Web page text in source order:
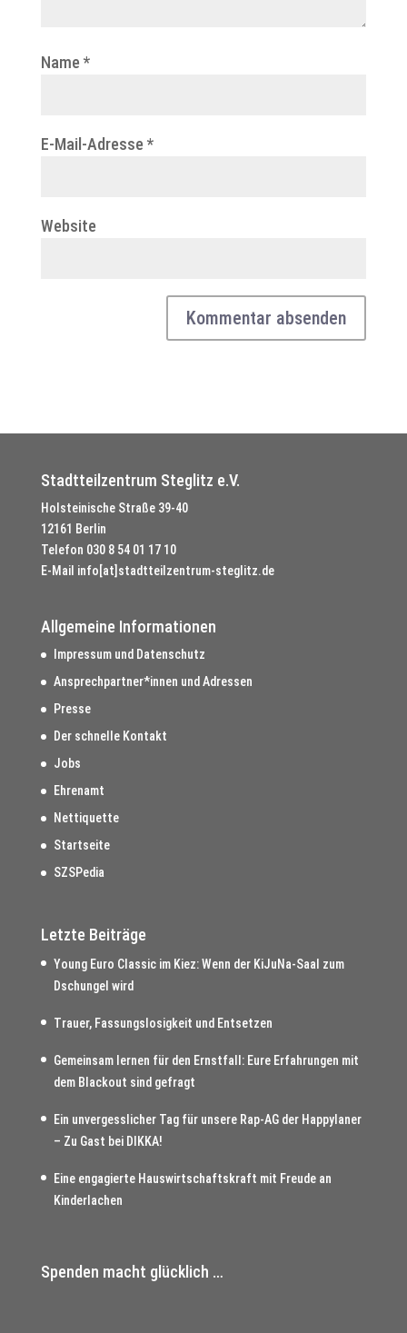
Name *
E-Mail-Adresse *
Website
Stadtteilzentrum Steglitz e.V.
Holsteinische Straße 39-40
12161 Berlin
Telefon 030 8 54 01 17 10
E-Mail info[at]stadtteilzentrum-steglitz.de
Allgemeine Informationen
Impressum und Datenschutz
Ansprechpartner*innen und Adressen
Presse
Der schnelle Kontakt
Jobs
Ehrenamt
Nettiquette
Startseite
SZSPedia
Letzte Beiträge
Young Euro Classic im Kiez: Wenn der KiJuNa-Saal zum
Dschungel wird
Trauer, Fassungslosigkeit und Entsetzen
Gemeinsam lernen für den Ernstfall: Eure Erfahrungen mit
dem Blackout sind gefragt
Ein unvergesslicher Tag für unsere Rap-AG der Happylaner
– Zu Gast bei DIKKA!
Eine engagierte Hauswirtschaftskraft mit Freude an
Kinderlachen
Spenden macht glücklich …